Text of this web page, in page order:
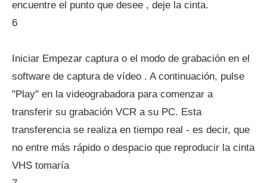
encuentre el punto que desee , deje la cinta.
6
Iniciar Empezar captura o el modo de grabación en el
software de captura de vídeo . A continuación, pulse
"Play" en la videograbadora para comenzar a
transferir su grabación VCR a su PC. Esta
transferencia se realiza en tiempo real - es decir, que
no entre más rápido o despacio que reproducir la cinta
VHS tomaría